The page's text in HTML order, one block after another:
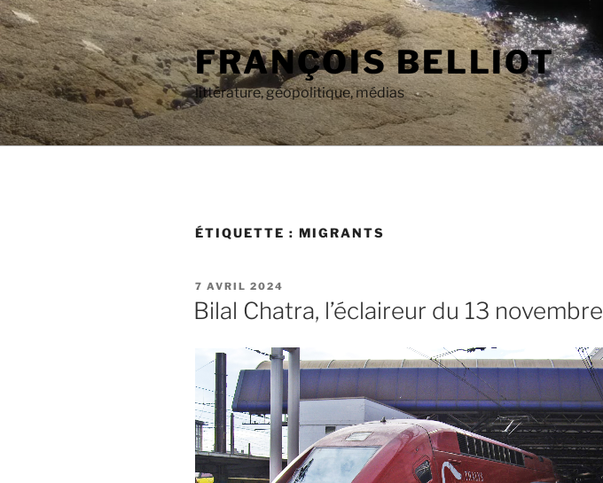
Aller
au
contenu
principal
FRANÇOIS BELLIOT
littérature, géopolitique, médias
ÉTIQUETTE : MIGRANTS
PUBLIÉ
LE
7 AVRIL 2024
Bilal Chatra, l’éclaireur du 13 novembre